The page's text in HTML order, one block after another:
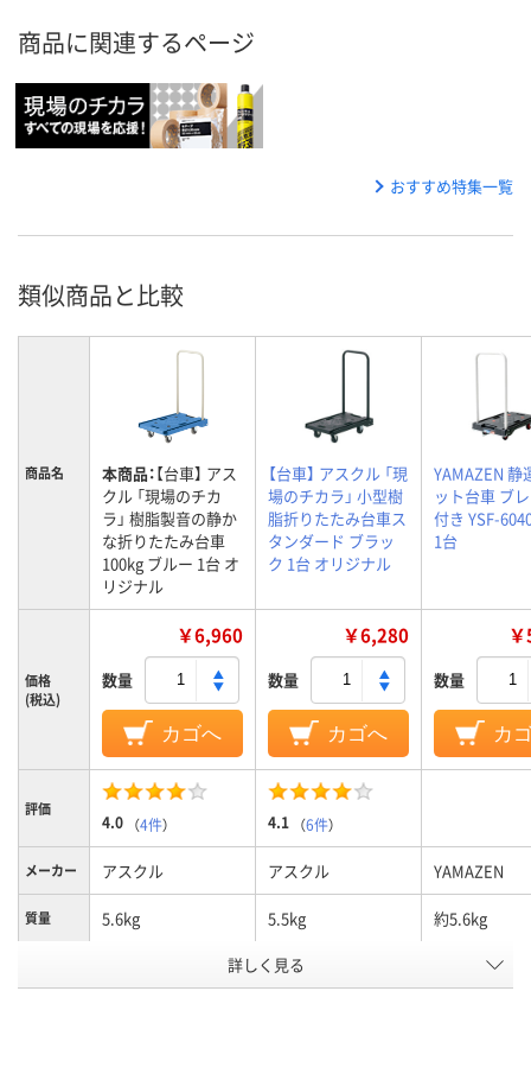
商品に関連するページ
おすすめ特集一覧
類似商品と比較
商品名 本商品：【台車】 アス
クル 「現場のチカ
ラ」 樹脂製音の静か
な折りたたみ台車
100kg ブルー 1台 オ
リジナル
【台車】 アスクル 「現
場のチカラ」 小型樹
脂折りたたみ台車ス
タンダード ブラッ
ク 1台 オリジナル
YAMAZEN 静
ット台車 ブ
付き YSF-
1台
価格
(税込)
￥6,960
数量
カゴへ
￥6,280
数量
カゴへ
数量
カ
評価
4.0 （4件） 4.1 （6件）
メーカー アスクル アスクル YAMAZEN
質量 5.6kg 5.5kg 約5.6kg
樹脂
詳しく見る